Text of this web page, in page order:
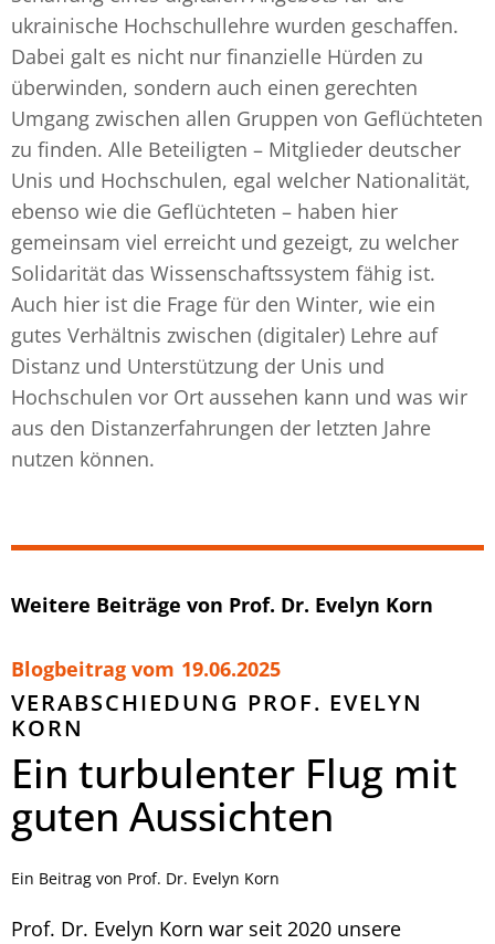
ukrainische Hochschullehre wurden geschaffen.
Dabei galt es nicht nur finanzielle Hürden zu
überwinden, sondern auch einen gerechten
Umgang zwischen allen Gruppen von Geflüchteten
zu finden. Alle Beteiligten – Mitglieder deutscher
Unis und Hochschulen, egal welcher Nationalität,
ebenso wie die Geflüchteten – haben hier
gemeinsam viel erreicht und gezeigt, zu welcher
Solidarität das Wissenschaftssystem fähig ist.
Auch hier ist die Frage für den Winter, wie ein
gutes Verhältnis zwischen (digitaler) Lehre auf
Distanz und Unterstützung der Unis und
Hochschulen vor Ort aussehen kann und was wir
aus den Distanzerfahrungen der letzten Jahre
nutzen können.
Weitere Beiträge von Prof. Dr. Evelyn Korn
Blogbeitrag vom 19.06.2025
VERABSCHIEDUNG PROF. EVELYN
KORN
Ein turbulenter Flug mit
guten Aussichten
Ein Beitrag von Prof. Dr. Evelyn Korn
Prof. Dr. Evelyn Korn war seit 2020 unsere